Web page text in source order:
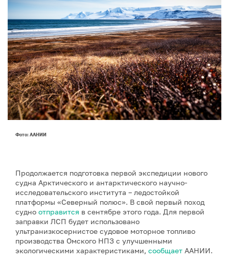
Фото: ААНИИ
Продолжается подготовка первой экспедиции нового
судна Арктического и антарктического научно-
исследовательского института – ледостойкой
платформы «Северный полюс». В свой первый поход
судно отправится в сентябре этого года. Для первой
заправки ЛСП будет использовано
ультранизкосернистое судовое моторное топливо
производства Омского НПЗ с улучшенными
экологическими характеристиками, сообщает ААНИИ.